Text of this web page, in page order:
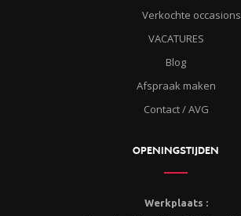
Verkochte occasions
VACATURES
Blog
Afspraak maken
Contact / AVG
OPENINGSTIJDEN
Werkplaats :